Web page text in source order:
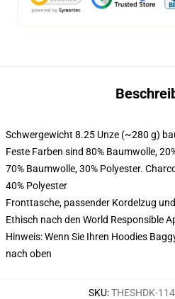
Schwergewicht 8.25 Unze (~280 g)
Feste Farben sind 80% Baumwolle,
70% Baumwolle, 30% Polyester.
40% Polyester
Fronttasche, passender Kordelzug
Ethisch nach den World Responsible
Hinweis: Wenn Sie Ihren Hoodies
nach oben
SKU:THESHDK-